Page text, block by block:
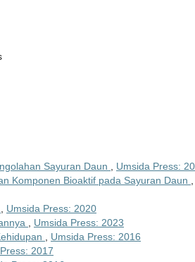
Sayuran Daun
Umsida Press:
Komponen Bioaktif pada Sayuran Daun
Umsida Press: 2020
Umsida Press: 2023
Umsida Press: 2016
2017